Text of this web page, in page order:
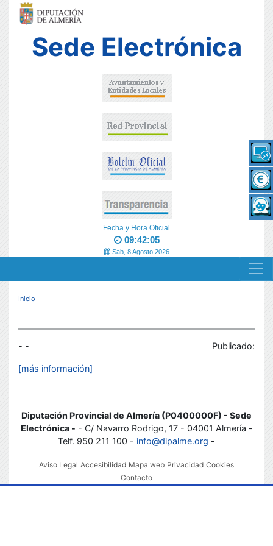
Sede Electrónica
Fecha y Hora Oficial
09:42:05
Sab, 8 Agosto 2026
MENÚ RESPONSIVE
Inicio -
- - Publicado:
[más información]
Diputación Provincial de Almería (P0400000F) - Sede
Electrónica - - C/ Navarro Rodrigo, 17 - 04001 Almería -
Telf. 950 211 100 - info@dipalme.org -
Aviso Legal Accesibilidad Mapa web Privacidad Cookies
Contacto